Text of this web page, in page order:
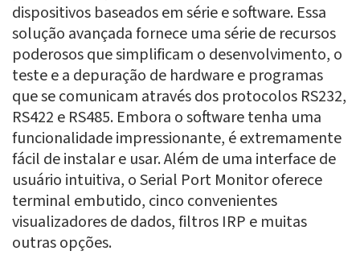
dispositivos baseados em série e software. Essa
solução avançada fornece uma série de recursos
poderosos que simplificam o desenvolvimento, o
teste e a depuração de hardware e programas
que se comunicam através dos protocolos RS232,
RS422 e RS485. Embora o software tenha uma
funcionalidade impressionante, é extremamente
fácil de instalar e usar. Além de uma interface de
usuário intuitiva, o Serial Port Monitor oferece
terminal embutido, cinco convenientes
visualizadores de dados, filtros IRP e muitas
outras opções.